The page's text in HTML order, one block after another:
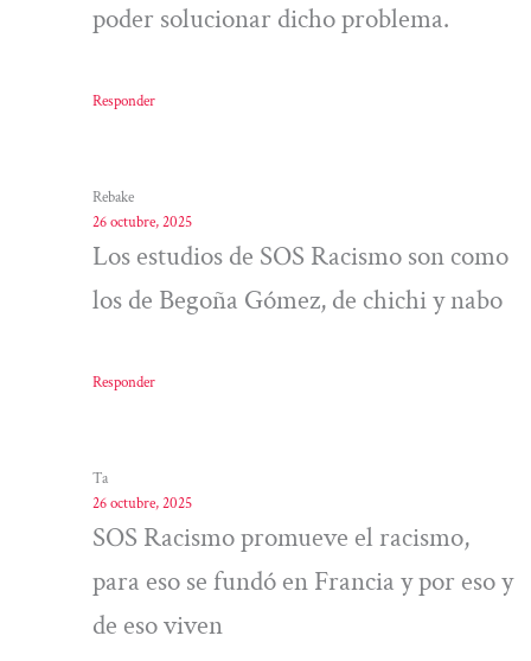
poder solucionar dicho problema.
Responder
Rebake
26 octubre, 2025
Los estudios de SOS Racismo son como
los de Begoña Gómez, de chichi y nabo
Responder
Ta
26 octubre, 2025
SOS Racismo promueve el racismo,
para eso se fundó en Francia y por eso y
de eso viven